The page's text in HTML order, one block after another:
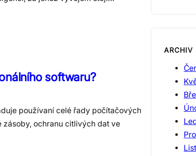
softwaru?
používaní celé řady počítačových
zásoby, ochranu citlivých dat ve
ARCHIV